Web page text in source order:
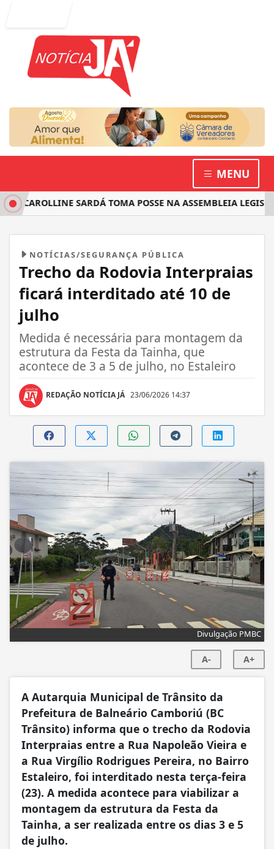
MENU
SARDÁ TOMA POSSE NA ASSEMBLEIA
NOTÍCIAS/SEGURANÇA PÚBLICA
Trecho da Rodovia Interpraias
ficará interditado até 10 de
julho
Medida é necessária para montagem da
estrutura da Festa da Tainha, que
acontece de 3 a 5 de julho, no Estaleiro
REDAÇÃO NOTÍCIA JÁ 23/06/2026 14:37
Divulgação PMBC
A- A+
A Autarquia Municipal de Trânsito da
Prefeitura de Balneário Camboriú (BC
Trânsito) informa que o trecho da Rodovia
Interpraias entre a Rua Napoleão Vieira e
a Rua Virgílio Rodrigues Pereira, no Bairro
Estaleiro, foi interditado nesta terça-feira
(23). A medida acontece para viabilizar a
montagem da estrutura da Festa da
Tainha, a ser realizada entre os dias 3 e 5
de julho.